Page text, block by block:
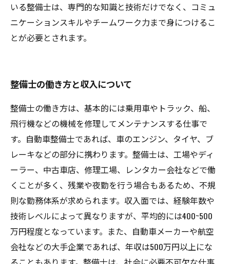
いる整備士は、専門的な知識と技術だけでなく、コミュ
ニケーションスキルやチームワーク力まで身につけるこ
とが必要とされます。
整備士の働き方と収入について
整備士の働き方は、基本的には乗用車やトラック、船、
飛行機などの機械を修理してメンテナンスする仕事で
す。自動車整備士であれば、車のエンジン、タイヤ、ブ
レーキなどの部分に携わります。整備士は、工場やディ
ーラー、中古車店、修理工場、レンタカー会社などで働
くことが多く、残業や夜勤を行う場合もあるため、不規
則な勤務体系が求められます。収入面では、経験年数や
技術レベルによって異なりますが、平均的には400~500
万円程度となっています。また、自動車メーカーや航空
会社などの大手企業であれば、年収は500万円以上にな